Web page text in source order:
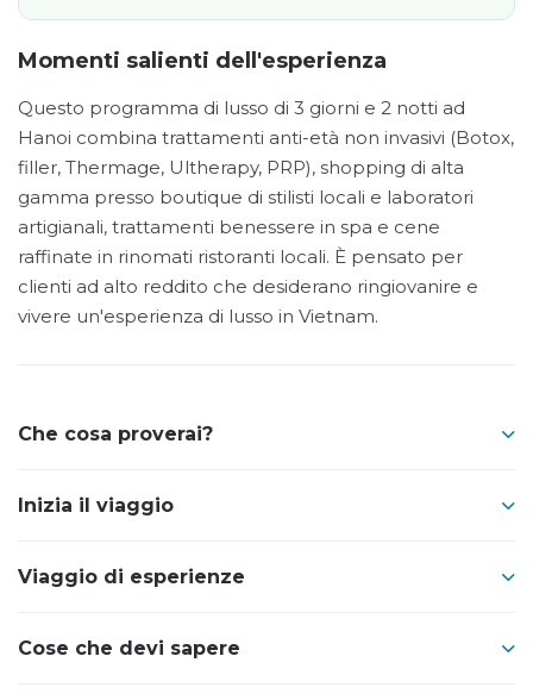
Momenti salienti dell'esperienza
Questo programma di lusso di 3 giorni e 2 notti ad
Hanoi combina trattamenti anti-età non invasivi (Botox,
filler, Thermage, Ultherapy, PRP), shopping di alta
gamma presso boutique di stilisti locali e laboratori
artigianali, trattamenti benessere in spa e cene
raffinate in rinomati ristoranti locali. È pensato per
clienti ad alto reddito che desiderano ringiovanire e
vivere un'esperienza di lusso in Vietnam.
Che cosa proverai?
Inizia il viaggio
Viaggio di esperienze
Cose che devi sapere